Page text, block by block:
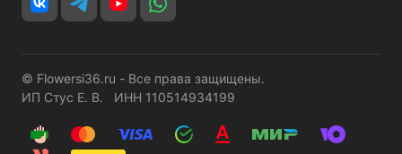
© Flowersi36.ru - Все права защищены.
ИП Стус Е. В. ИНН 110514934199